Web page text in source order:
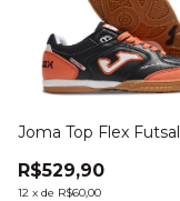
Joma Top Flex Futsal
R$529,90
12 x de R$60,00